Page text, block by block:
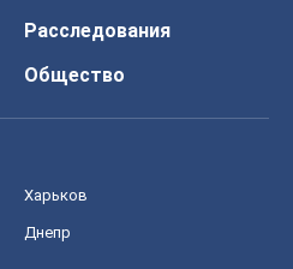
Расследования
Общество
Харьков
Днепр